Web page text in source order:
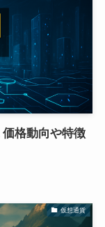
格動向や特徴
仮想通貨